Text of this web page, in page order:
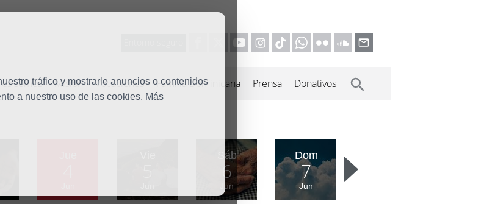
tráfico y mostrarle anuncios o contenidos
a nuestro uso de las cookies. Más
somos Misión Vocaciones Familia Dominicana Prensa Donativos
Sáb
6
Jun
Dom
7
Jun